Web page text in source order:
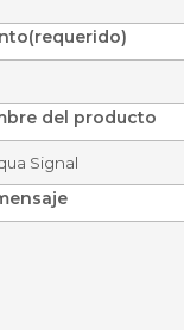
del producto